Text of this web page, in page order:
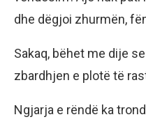
dhe dëgjoi zhurmën,
Sakaq, bëhet me dije
zbardhjen e plotë të
Ngjarja e rëndë ka